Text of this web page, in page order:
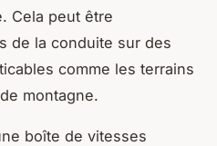
Cela peut être
de la conduite sur des
comme les terrains
montagne.
boîte de vitesses